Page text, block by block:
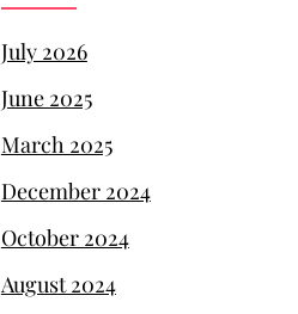
July 2026
June 2025
March 2025
December 2024
October 2024
August 2024